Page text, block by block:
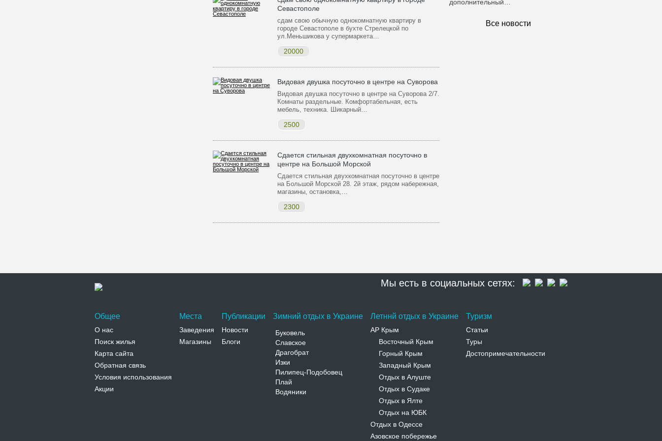
Cевастополе
сдам свою обычную однокомнатную квартиру в
городе Cевастополе в бухте Стрелецкой по
ул.Меньшикова у супермаркета…
20000
Видовая двушка посуточно в центре на Суворова
Видовая двушка посуточно в центре на Суворова 2/7.
Комнаты раздельные. Комфортабельная, есть
мебель, техника. Шикарный…
2500
Сдается стильная двухкомнатная посуточно в
центре на Большой Морской
Сдается стильная двухкомнатная посуточно в центре
на Большой Морской 28. 2й этаж, рядом набережная,
магазины, остановка,…
2300
дополнительный…
Все новости
Мы есть в социальных сетях:
Общее
О нас
Поиск жилья
Карта сайта
Обратная связь
Условия использования
Акции
Места
Заведения
Магазины
Публикации
Новости
Блоги
Зимний отдых в Украине
Буковель
Славское
Драгобрат
Изки
Пилипец-Подобовец
Плай
Водяники
Летннй отдых в Украине
АР Крым
Восточный Крым
Горный Крым
Западный Крым
Отдых в Алуште
Отдых в Судаке
Отдых в Ялте
Отдых на ЮБК
Отдых в Одессе
Азовское побережье
Туризм
Статьи
Туры
Достопримечательности